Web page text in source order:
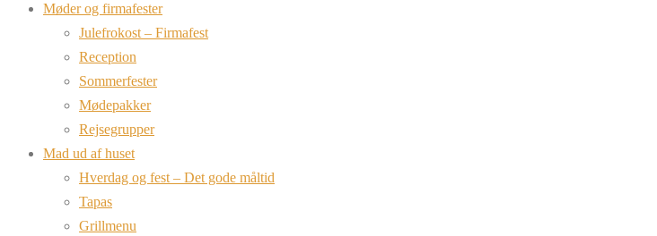
Møder og firmafester
Julefrokost – Firmafest
Reception
Sommerfester
Mødepakker
Rejsegrupper
Mad ud af huset
Hverdag og fest – Det gode måltid
Tapas
Grillmenu